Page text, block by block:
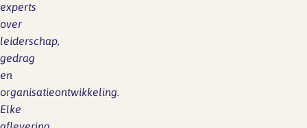
experts
over
leiderschap,
gedrag
en
organisatieontwikkeling.
Elke